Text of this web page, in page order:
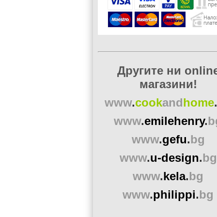
Другите ни
магазини!
www.cookandhome.
www.emilehenry.
www.gefu.bg
www.u-design.bg
www.kela.bg
www.philippi.bg